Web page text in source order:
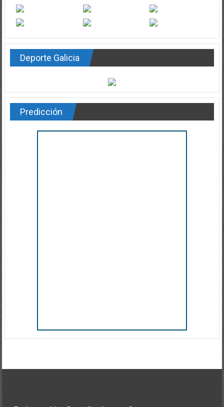
Deporte Galicia
Predicción